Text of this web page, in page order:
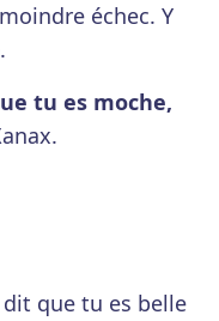
échec. Y
tu es moche,
que tu es belle